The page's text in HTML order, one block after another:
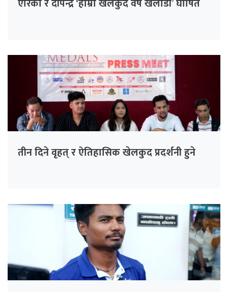
एरिका र दीपेन्द्र ‘हाम्रो खेलकुद वर्ष खेलाडी’ घोषित
तीन दिने वृहत् र ऐतिहासिक खेलकुद प्रदर्शनी हुने